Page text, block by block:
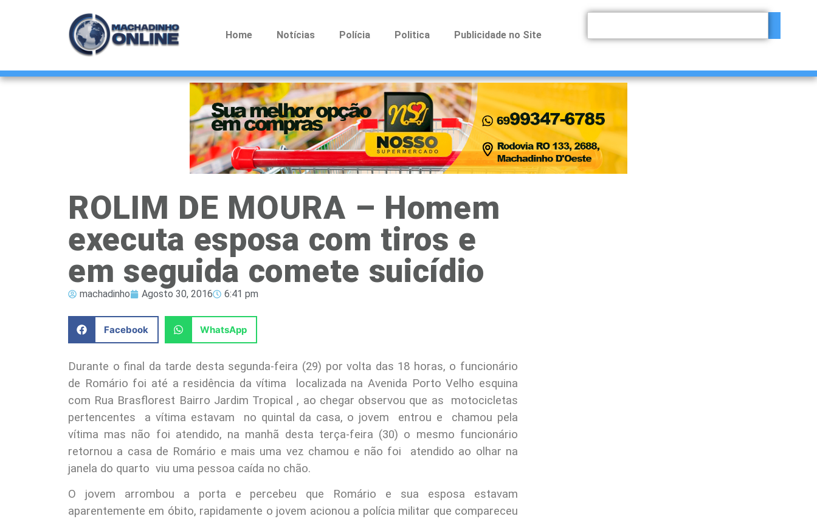
Home Notícias Polícia Politica Publicidade no Site
ROLIM DE MOURA – Homem
executa esposa com tiros e
em seguida comete suicídio
machadinho Agosto 30, 2016 6:41 pm
Facebook WhatsApp
Durante o final da tarde desta segunda-feira (29) por volta das 18 horas, o funcionário
de Romário foi até a residência da vítima localizada na Avenida Porto Velho esquina
com Rua Brasflorest Bairro Jardim Tropical , ao chegar observou que as motocicletas
pertencentes a vítima estavam no quintal da casa, o jovem entrou e chamou pela
vítima mas não foi atendido, na manhã desta terça-feira (30) o mesmo funcionário
retornou a casa de Romário e mais uma vez chamou e não foi atendido ao olhar na
janela do quarto viu uma pessoa caída no chão.
O jovem arrombou a porta e percebeu que Romário e sua esposa estavam
aparentemente em óbito, rapidamente o jovem acionou a polícia militar que compareceu